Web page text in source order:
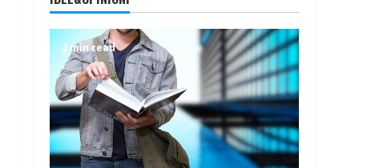
2 min read